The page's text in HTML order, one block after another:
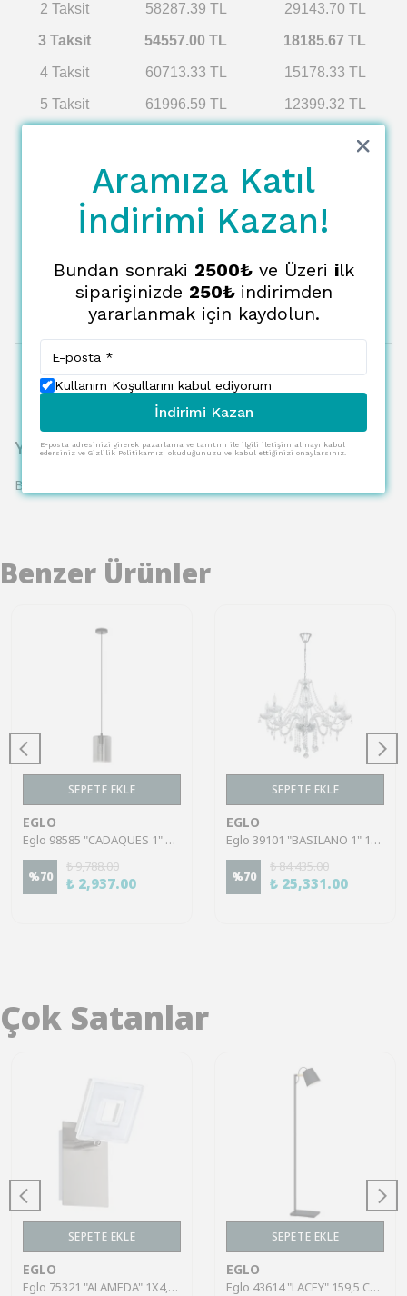
2 Taksit 58287.39 TL 29143.70 TL
3 Taksit 54557.00 TL 18185.67 TL
4 Taksit 60713.33 TL 15178.33 TL
5 Taksit 61996.59 TL 12399.32 TL
9249.77 TL
8 Taksit
9 Taksit 67755.84 TL 7528.43 TL
10 Taksit 69366.82 TL 6936.68 TL
11 Taksit 71056.26 TL 6459.66 TL
12 Taksit 72830.06 TL
Yorumlar
Bu ürün için henüz yorum yapılmamış.
Benzer Ürünler
SEPETE EKLE
EGLO
Eglo 98585 "CADAQUES 1" 110 Cm Yüksekliğinde Çelik Siyah Sarkıt Avize
%70
₺ 9,788.00
₺ 2,937.00
SEPETE EKLE
EGLO
Eglo 39101 "BASILANO 1" 130 Cm Yüksekliğinde Çelik Krom Sarkıt Avize
%70
₺ 84,435.00
₺ 25,331.00
Çok Satanlar
SEPETE EKLE
EGLO
Eglo 75321 "ALAMEDA" 1X4,5W Çelik Nikel Mat Sıva Üstü Spot
SEPETE EKLE
EGLO
Eglo 43614 "LACEY" 159,5 Cm Yüksekliğinde Çelik, Ahşap Köşe Lambası Lambader
Aramıza Katıl
İndirimi Kazan!
Bundan sonraki 2500₺ve Üzeri ilk
siparişinizde 250₺ indirimden
yararlanmak için kaydolun.
Kullanım Koşullarını kabul ediyorum
İndirimi Kazan
E-posta adresinizi girerek pazarlama ve tanıtım ile ilgili iletişim almayı kabul
edersiniz ve Gizlilik Politikamızı okuduğunuzu ve kabul ettiğinizi onaylarsınız.